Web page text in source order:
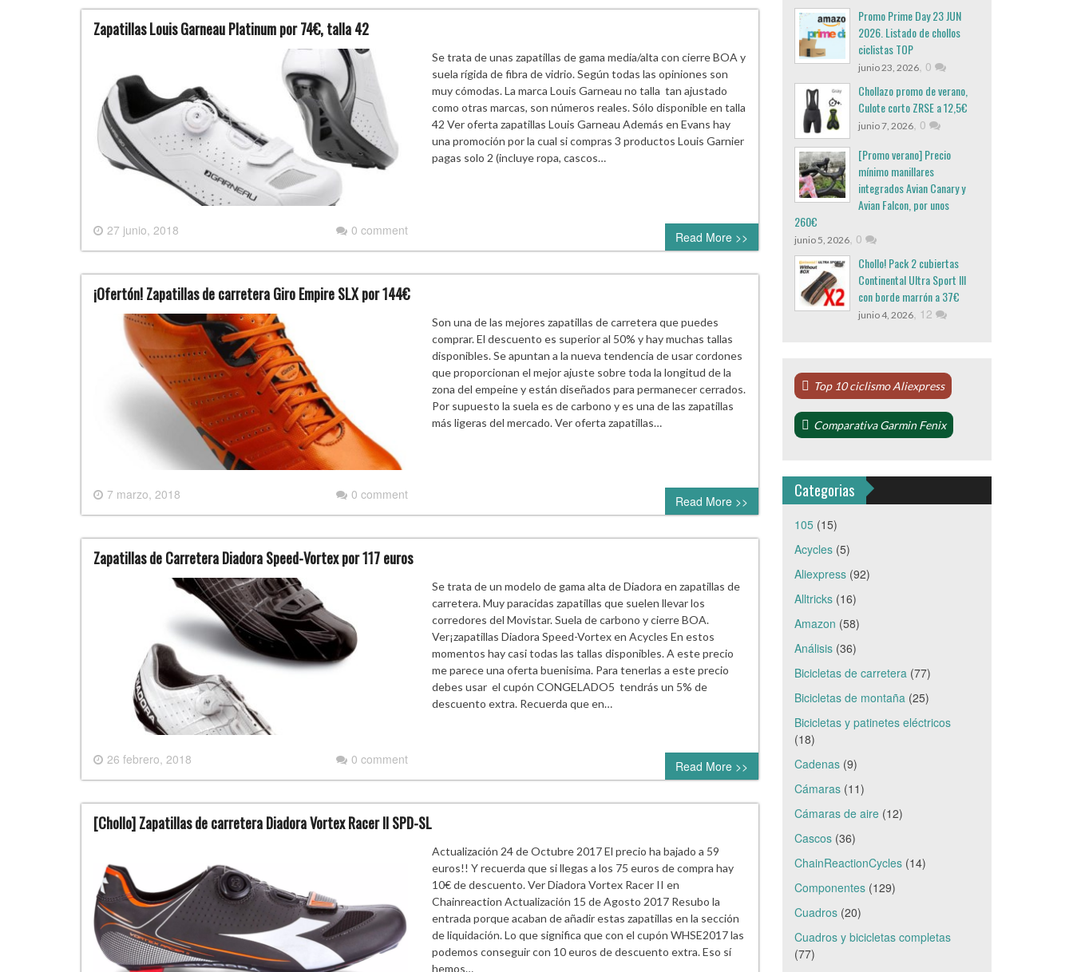
Zapatillas Louis Garneau Platinum por 74€, talla 42
27 junio, 2018 0 comment
Se trata de unas zapatillas de gama media/alta con cierre BOA y
suela rígida de fibra de vidrio. Según todas las opiniones son
muy cómodas. La marca Louis Garneau no talla tan ajustado
como otras marcas, son números reales. Sólo disponible en talla
42 Ver oferta zapatillas Louis Garneau Además en Evans hay
una promoción por la cual si compras 3 productos Louis Garnier
pagas solo 2 (incluye ropa, cascos…
Read More >>
¡Ofertón! Zapatillas de carretera Giro Empire SLX por 144€
7 marzo, 2018 0 comment
Son una de las mejores zapatillas de carretera que puedes
comprar. El descuento es superior al 50% y hay muchas tallas
disponibles. Se apuntan a la nueva tendencia de usar cordones
que proporcionan el mejor ajuste sobre toda la longitud de la
zona del empeine y están diseñados para permanecer cerrados.
Por supuesto la suela es de carbono y es una de las zapatillas
más ligeras del mercado. Ver oferta zapatillas…
Read More >>
Zapatillas de Carretera Diadora Speed-Vortex por 117 euros
26 febrero, 2018 0 comment
Se trata de un modelo de gama alta de Diadora en zapatillas de
carretera. Muy paracidas zapatillas que suelen llevar los
corredores del Movistar. Suela de carbono y cierre BOA.
Ver¡zapatillas Diadora Speed-Vortex en Acycles En estos
momentos hay casi todas las tallas disponibles. A este precio
me parece una oferta buenisima. Para tenerlas a este precio
debes usar el cupón CONGELADO5 tendrás un 5% de
descuento extra. Recuerda que en…
Read More >>
[Chollo] Zapatillas de carretera Diadora Vortex Racer II SPD-SL
Actualización 24 de Octubre 2017 El precio ha bajado a 59
euros!! Y recuerda que si llegas a los 75 euros de compra hay
10€ de descuento. Ver Diadora Vortex Racer II en
Chainreaction Actualización 15 de Agosto 2017 Resubo la
entrada porque acaban de añadir estas zapatillas en la sección
de liquidación. Lo que significa que con el cupón WHSE2017 las
podemos conseguir con 10 euros de descuento extra. Eso sí
hemos…
Promo Prime Day 23 JUN
2026. Listado de chollos
ciclistas TOP
junio 23, 2026, 0
Chollazo promo de verano,
Culote corto ZRSE a 12,5€
junio 7, 2026, 0
[Promo verano] Precio
mínimo manillares
integrados Avian Canary y
Avian Falcon, por unos
260€
junio 5, 2026, 0
Chollo! Pack 2 cubiertas
Continental Ultra Sport III
con borde marrón a 37€
junio 4, 2026, 12
Top 10 ciclismo Aliexpress
Comparativa Garmin Fenix
Categorias
105(15)
Acycles(5)
Aliexpress(92)
Alltricks(16)
Amazon (58)
Análisis(36)
Bicicletas de carretera(77)
Bicicletas de montaña(25)
Bicicletas y patinetes eléctricos
(18)
Cadenas(9)
Cámaras(11)
Cámaras de aire(12)
Cascos(36)
ChainReactionCycles(14)
Componentes(129)
Cuadros(20)
Cuadros y bicicletas completas
(77)